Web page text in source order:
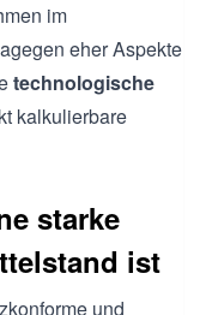
im
eher Aspekte
technologische
kalkulierbare
starke
ist
und